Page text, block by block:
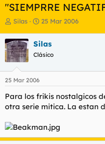
"SIEMPRRE
I
i
c
i
a
d
o
d
e
t
Silas
F
h
a
e
c
o
25 Mar 2006
Silas
Clásico
25 Mar 2006
Para los frikis nostalgicos
otra serie mitica. La estan